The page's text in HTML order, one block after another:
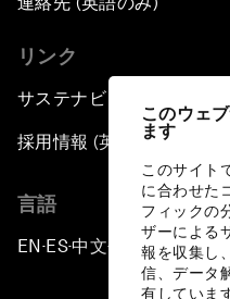
このウェ
ます
このサイト
に合わせた
フィックの
ザーによる
報を収集し
信、データ
有していま
リンク
サステナビリティへの取り
採用情報 (英語のみ)
言語
EN ▪ ES▪中文▪ 日本語